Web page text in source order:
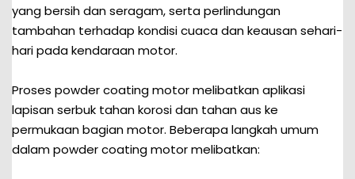
yang bersih dan seragam, serta perlindungan
tambahan terhadap kondisi cuaca dan keausan sehari-
hari pada kendaraan motor.
Proses powder coating motor melibatkan aplikasi
lapisan serbuk tahan korosi dan tahan aus ke
permukaan bagian motor. Beberapa langkah umum
dalam powder coating motor melibatkan: